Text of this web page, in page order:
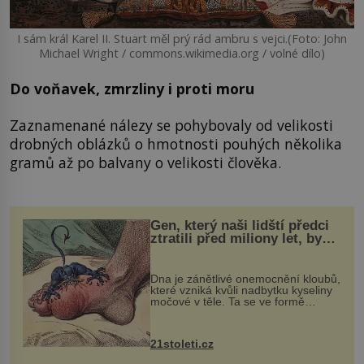
I sám král Karel II. Stuart měl prý rád ambru s vejci.(Foto: John
Michael Wright / commons.wikimedia.org / volné dílo)
Do voňavek, zmrzliny i proti moru
Zaznamenané nálezy se pohybovaly od velikosti
drobných oblázků o hmotnosti pouhých několika
gramů až po balvany o velikosti člověka.
Gen, který naši lidští předci
ztratili před miliony let, by
mohl pomoci s léčbou
„nemoci králů“
Dna je zánětlivé onemocnění kloubů,
které vzniká kvůli nadbytku kyseliny
močové v těle. Ta se ve formě
nohou, a způsobuje bole...
21stoleti.cz